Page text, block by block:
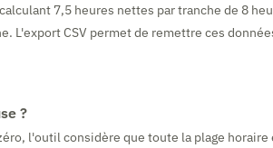
7,5 heures nettes par tranche de 8
L'export CSV permet de remettre ces
?
l'outil considère que toute la plage horaire